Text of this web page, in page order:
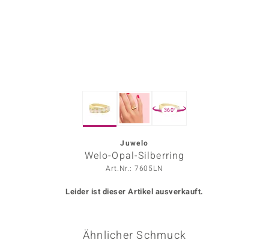
360°
Juwelo
Welo-Opal-Silberring
Art.Nr.: 7605LN
Leider ist dieser Artikel ausverkauft.
Ähnlicher Schmuck